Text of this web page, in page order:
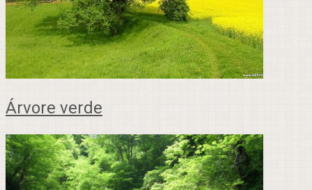
Árvore verde